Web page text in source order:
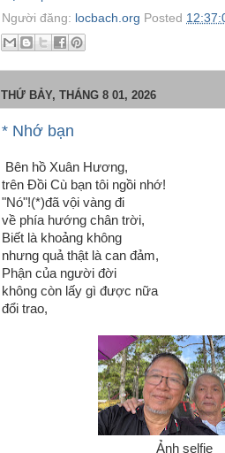
Người đăng: locbach.org Posted
THỨ BẢY, THÁNG 8 01, 2026
* Nhớ bạn
Bên hồ Xuân Hương,
trên Đồi Cù bạn tôi ngồi nhớ!
"Nó"!(*)đã vội vàng đi
về phía hướng chân trời,
Biết là khoảng không
nhưng quả thật là can đảm,
Phận của người đời
không còn lấy gì được nữa
đổi trao,
Ảnh selfie